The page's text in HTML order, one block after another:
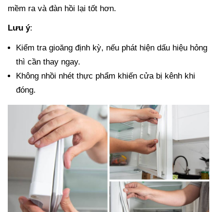
mềm ra và đàn hồi lại tốt hơn.
Lưu ý:
Kiểm tra gioăng định kỳ, nếu phát hiện dấu hiệu hỏng
thì cần thay ngay.
Không nhồi nhét thực phẩm khiến cửa bị kênh khi
đóng.